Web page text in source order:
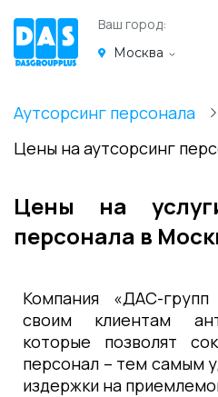
Ваш город:
Москва
Аутсорсинг персонала
Цены на аутсорсинг
Цены на
персонала в
Компания «ДАС-
своим клиентам
которые позволят
персонал – тем самым
издержки на